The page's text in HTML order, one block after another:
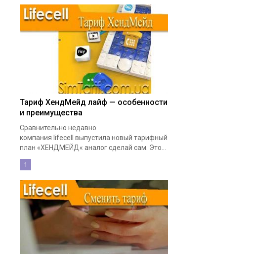
Тариф ХендМейд лайф — особенности
и преимущества
Сравнительно недавно
компания lifecell выпустила новый тарифный
план «ХЕНДМЕЙД« аналог сделай сам. Это...
1